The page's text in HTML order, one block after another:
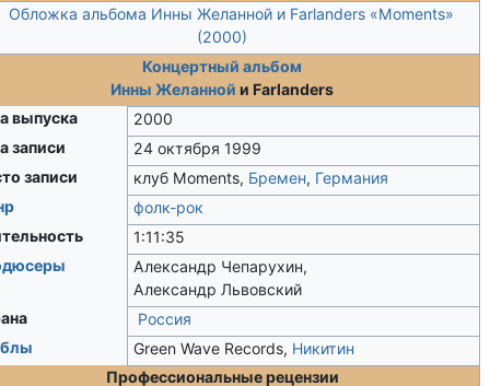
Концертный альбом
Инны Желанной и Farlanders
выпуска
2000
записи
24 октября 1999
записи
клуб Moments, Бремен, Германия
фолк-рок
1:11:35
Александр Чепарухин,
Александр Львовский
Россия
Green Wave Records, Никитин
Профессиональные рецензии